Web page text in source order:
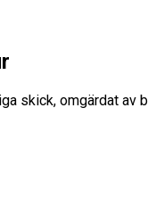
skick, omgärdat